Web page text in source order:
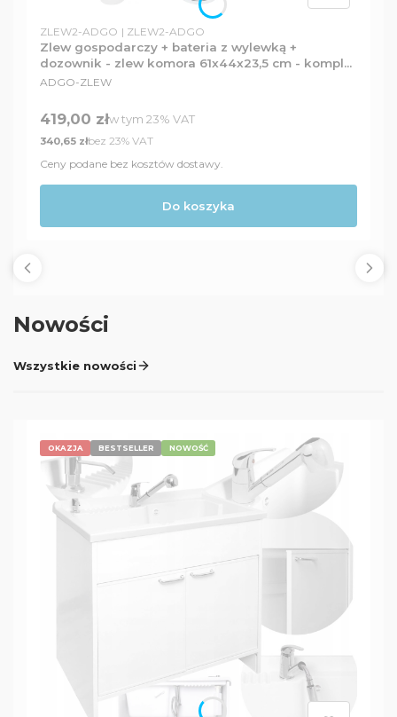
Kod produktu
ZLEW2-ADGO Kod producenta
ZLEW2-ADGO
Zlew gospodarczy + bateria z wylewką +
dozownik - zlew komora 61x44x23,5 cm - komplet
zestaw
PRODUCENT
ADGO-ZLEW
Cena brutto
419,00 złw tym %s VAT
w tym 23% VAT
Cena netto
340,65 złbez 23% VAT
Ceny podane bez kosztów dostawy.
Do koszyka
Nowości
Wszystkie nowości
OKAZJA BESTSELLER NOWOŚĆ